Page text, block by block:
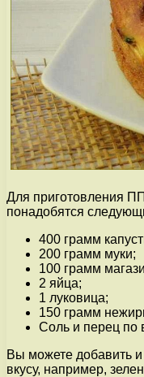
Для приготовления ПП
понадобятся
400 грамм
200 грамм муки;
100 грамм
2 яйца;
1 луковица;
150 грамм
Соль и перец по
Вы можете добавить
вкусу, например,